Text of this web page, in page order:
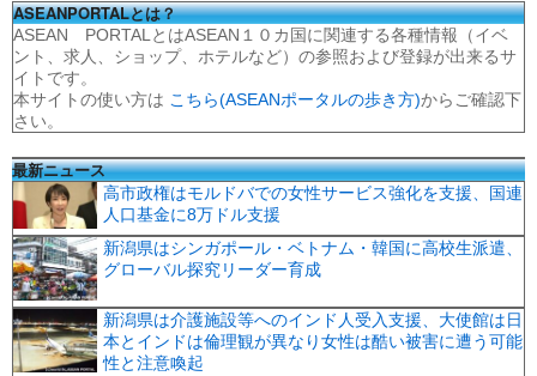
ASEANPORTALとは？
ASEAN PORTALとはASEAN１０カ国に関連する各種情報（イベ
ント、求人、ショップ、ホテルなど）の参照および登録が出来るサ
イトです。
本サイトの使い方は こちら(ASEANポータルの歩き方)からご確認下
さい。
最新ニュース
高市政権はモルドバでの女性サービス強化を支援、国連
人口基金に8万ドル支援
新潟県はシンガポール・ベトナム・韓国に高校生派遣、
グローバル探究リーダー育成
新潟県は介護施設等へのインド人受入支援、大使館は日
本とインドは倫理観が異なり女性は酷い被害に遭う可能
性と注意喚起